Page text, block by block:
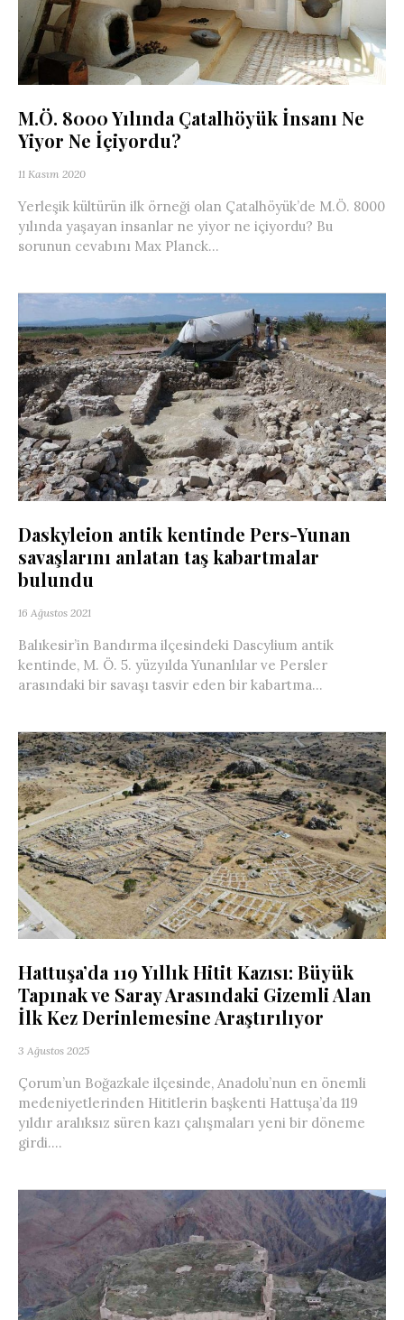
M.Ö. 8000 Yılında Çatalhöyük İnsanı Ne
Yiyor Ne İçiyordu?
11 Kasım 2020
Yerleşik kültürün ilk örneği olan Çatalhöyük’de M.Ö. 8000
yılında yaşayan insanlar ne yiyor ne içiyordu? Bu
sorunun cevabını Max Planck...
Daskyleion antik kentinde Pers-Yunan
savaşlarını anlatan taş kabartmalar
bulundu
16 Ağustos 2021
Balıkesir’in Bandırma ilçesindeki Dascylium antik
kentinde, M. Ö. 5. yüzyılda Yunanlılar ve Persler
arasındaki bir savaşı tasvir eden bir kabartma...
Hattuşa’da 119 Yıllık Hitit Kazısı: Büyük
Tapınak ve Saray Arasındaki Gizemli Alan
İlk Kez Derinlemesine Araştırılıyor
3 Ağustos 2025
Çorum’un Boğazkale ilçesinde, Anadolu’nun en önemli
medeniyetlerinden Hititlerin başkenti Hattuşa’da 119
yıldır aralıksız süren kazı çalışmaları yeni bir döneme
girdi....